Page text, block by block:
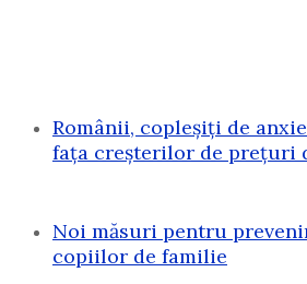
Românii, copleșiți de
fața creșterilor de prețuri
Noi măsuri pentru
copiilor de familie